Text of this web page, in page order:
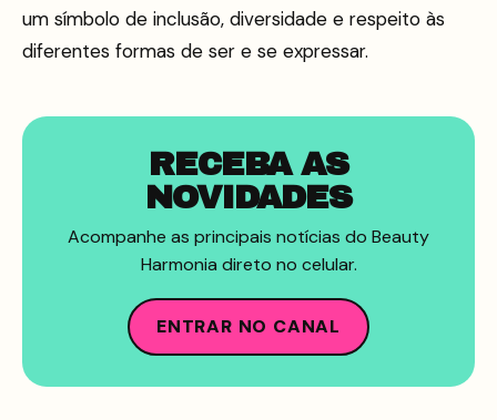
um símbolo de inclusão, diversidade e respeito às
diferentes formas de ser e se expressar.
RECEBA AS
NOVIDADES
Acompanhe as principais notícias do Beauty
Harmonia direto no celular.
ENTRAR NO CANAL